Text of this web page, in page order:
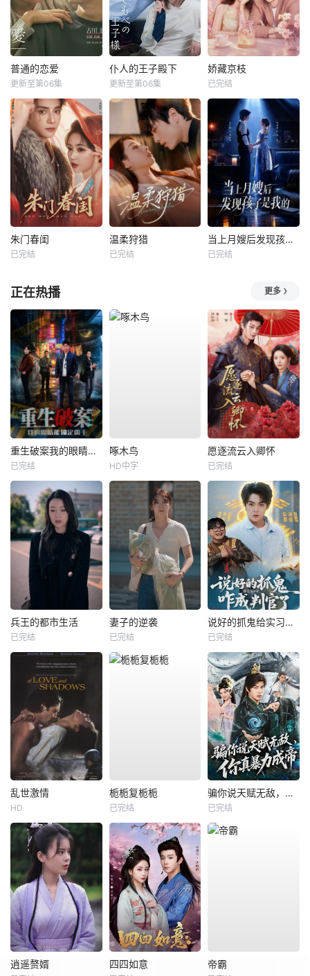
普通的恋爱
更新至第06集
仆人的王子殿下
更新至第06集
娇藏京枝
已完结
朱门春闺
已完结
温柔狩猎
已完结
当上月嫂后发现孩子是我的
已完结
正在热播 更多
重生破案我的眼睛能锁定凶手
已完结
啄木鸟
HD中字
愿逐流云入卿怀
已完结
兵王的都市生活
已完结
妻子的逆袭
已完结
说好的抓鬼给实习证明，咋成判官了
已完结
乱世激情
HD
栀栀复栀栀
已完结
骗你说天赋无敌，你真暴力成帝
已完结
逍遥赘婿 四四如意 帝霸